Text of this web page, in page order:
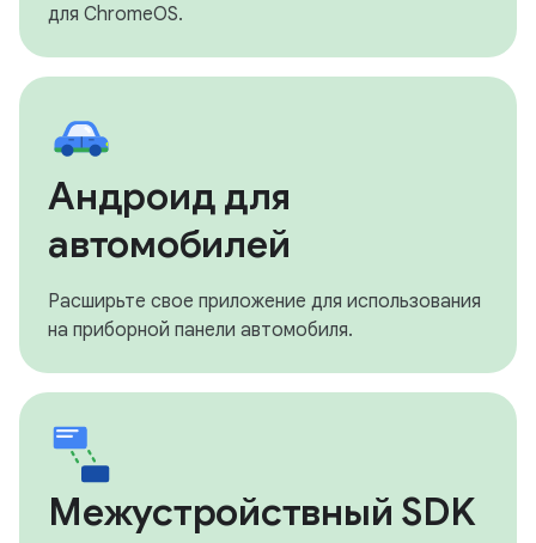
для ChromeOS.
Андроид для
автомобилей
Расширьте свое приложение для использования
на приборной панели автомобиля.
Межустройствный SDK